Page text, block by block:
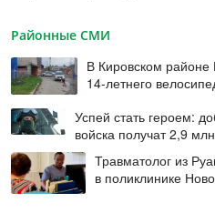
Районные СМИ
В Кировском районе
14-летнего
Успей стать героем:
войска получат 2,9
Травматолог из
в поликлинике